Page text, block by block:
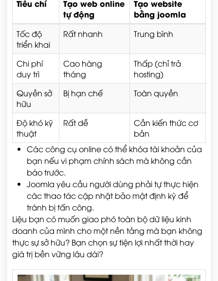
Tiêu chí
Tạo web online
tự động
Tạo website
bằng joomla
Tốc độ
triển khai
Rất nhanh Trung bình
Chi phí
duy trì
Cao hàng
tháng
Thấp (chỉ trả
hosting)
Quyền sở
hữu
Bị hạn chế Toàn quyền
Độ khó kỹ
thuật
Rất dễ
Cần kiến thức cơ
bản
Các công cụ online có thể khóa tài khoản của
bạn nếu vi phạm chính sách mà không cần
báo trước.
Joomla yêu cầu người dùng phải tự thực hiện
các thao tác cập nhật bảo mật định kỳ để
tránh bị tấn công.
Liệu bạn có muốn giao phó toàn bộ dữ liệu kinh
doanh của mình cho một nền tảng mà bạn không
thực sự sở hữu? Bạn chọn sự tiện lợi nhất thời hay
giá trị bền vững lâu dài?